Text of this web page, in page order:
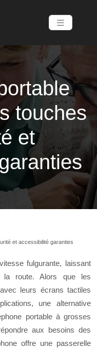
touches
et
et accessibilité garanties
fulgurante, laissant
route. Alors que les
leurs écrans tactiles
une alternative
portable à grosses
aux besoins des
offre une passerelle